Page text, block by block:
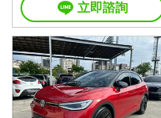
立即諮詢